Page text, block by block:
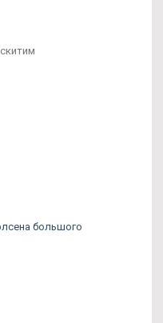
большого